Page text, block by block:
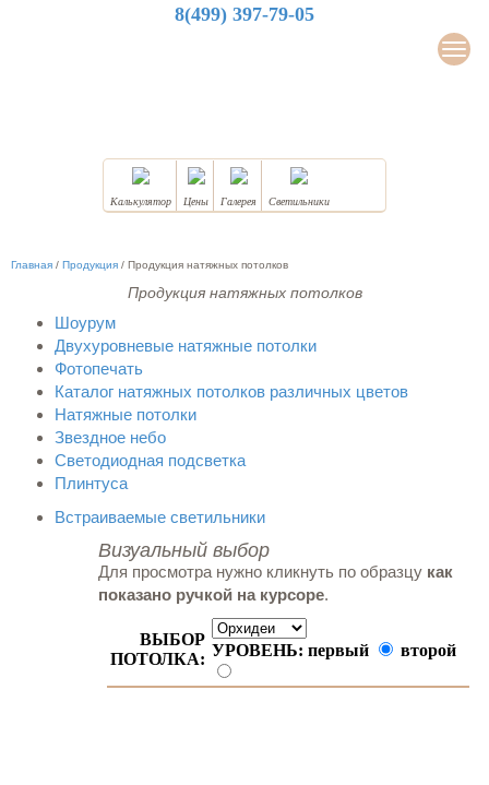
8(499) 397-79-05
Калькулятор Цены Галерея Светильники
Главная / Продукция / Продукция натяжных потолков
Продукция натяжных потолков
Шоурум
Двухуровневые натяжные потолки
Фотопечать
Каталог натяжных потолков различных цветов
Натяжные потолки
Звездное небо
Светодиодная подсветка
Плинтуса
Встраиваемые светильники
Визуальный выбор
Для просмотра нужно кликнуть по образцу как
показано ручкой на курсоре.